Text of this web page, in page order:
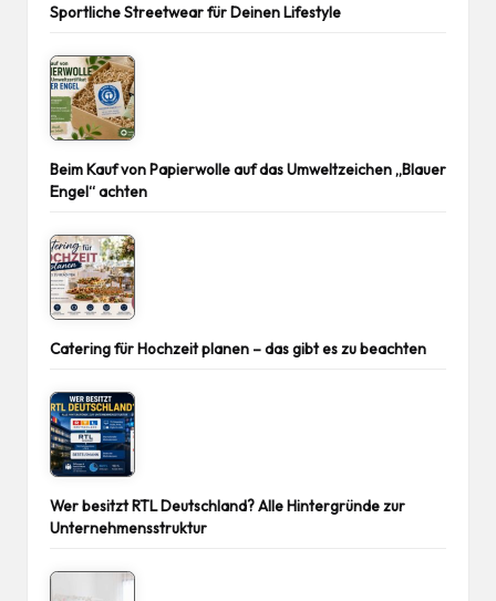
Sportliche Streetwear für Deinen Lifestyle
Beim Kauf von Papierwolle auf das Umweltzeichen „Blauer
Engel“ achten
Catering für Hochzeit planen – das gibt es zu beachten
Wer besitzt RTL Deutschland? Alle Hintergründe zur
Unternehmensstruktur